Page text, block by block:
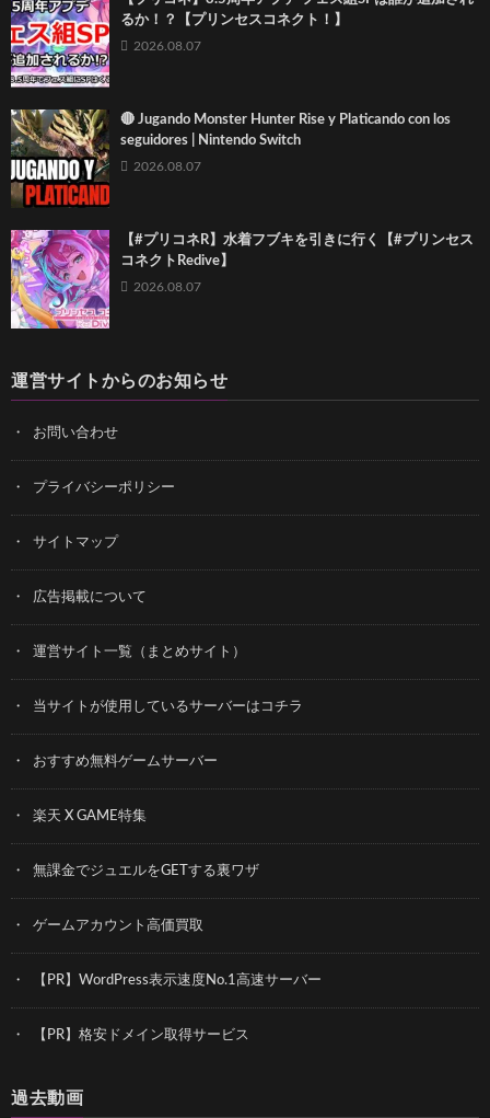
るか！？【プリンセスコネクト！】
2026.08.07
🔴 Jugando Monster Hunter Rise y Platicando con los
seguidores | Nintendo Switch
2026.08.07
【#プリコネR】水着フブキを引きに行く【#プリンセス
コネクトRedive】
2026.08.07
運営サイトからのお知らせ
お問い合わせ
プライバシーポリシー
サイトマップ
広告掲載について
運営サイト一覧（まとめサイト）
当サイトが使用しているサーバーはコチラ
おすすめ無料ゲームサーバー
楽天 X GAME特集
無課金でジュエルをGETする裏ワザ
ゲームアカウント高価買取
【PR】WordPress表示速度No.1高速サーバー
【PR】格安ドメイン取得サービス
過去動画